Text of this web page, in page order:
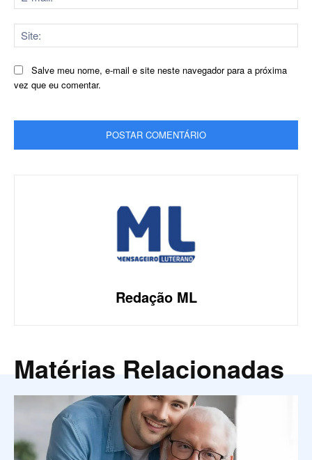
Salve meu nome, e-mail e site neste navegador para a próxima
vez que eu comentar.
Redação ML
Matérias Relacionadas